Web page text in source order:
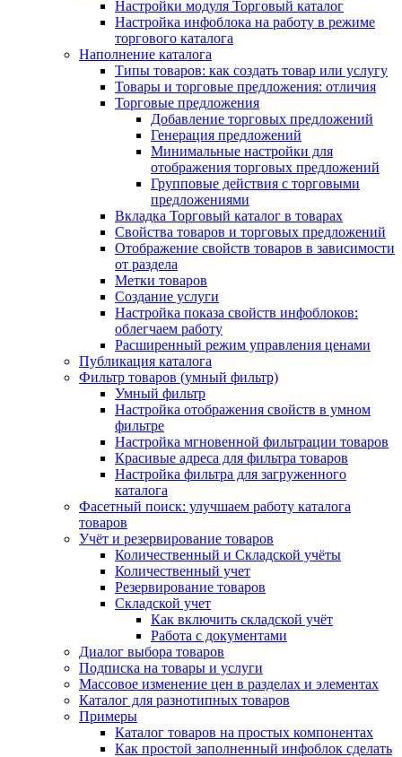
Настройки модуля Торговый каталог
Настройка инфоблока на работу в режиме
торгового каталога
Наполнение каталога
Типы товаров: как создать товар или услугу
Товары и торговые предложения: отличия
Торговые предложения
Добавление торговых предложений
Генерация предложений
Минимальные настройки для
отображения торговых предложений
Групповые действия с торговыми
предложениями
Вкладка Торговый каталог в товарах
Свойства товаров и торговых предложений
Отображение свойств товаров в зависимости
от раздела
Метки товаров
Создание услуги
Настройка показа свойств инфоблоков:
облегчаем работу
Расширенный режим управления ценами
Публикация каталога
Фильтр товаров (умный фильтр)
Умный фильтр
Настройка отображения свойств в умном
фильтре
Настройка мгновенной фильтрации товаров
Красивые адреса для фильтра товаров
Настройка фильтра для загруженного
каталога
Фасетный поиск: улучшаем работу каталога
товаров
Учёт и резервирование товаров
Количественный и Складской учёты
Количественный учет
Резервирование товаров
Складской учет
Как включить складской учёт
Работа с документами
Диалог выбора товаров
Подписка на товары и услуги
Массовое изменение цен в разделах и элементах
Каталог для разнотипных товаров
Примеры
Каталог товаров на простых компонентах
Как простой заполненный инфоблок сделать